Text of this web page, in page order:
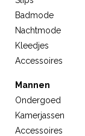
Badmode
Nachtmode
Kleedjes
Accessoires
Mannen
Ondergoed
Kamerjassen
Accessoires